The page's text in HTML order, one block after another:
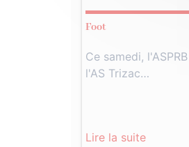
Foot
Ce samedi,
l'AS Trizac…
Lire la suite